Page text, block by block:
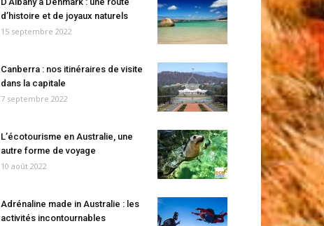
d’histoire et de joyaux naturels
15 septembre 2022
Canberra : nos itinéraires de visite
dans la capitale
7 septembre 2022
L’écotourisme en Australie, une
autre forme de voyage
10 août 2022
Adrénaline made in Australie : les
activités incontournables